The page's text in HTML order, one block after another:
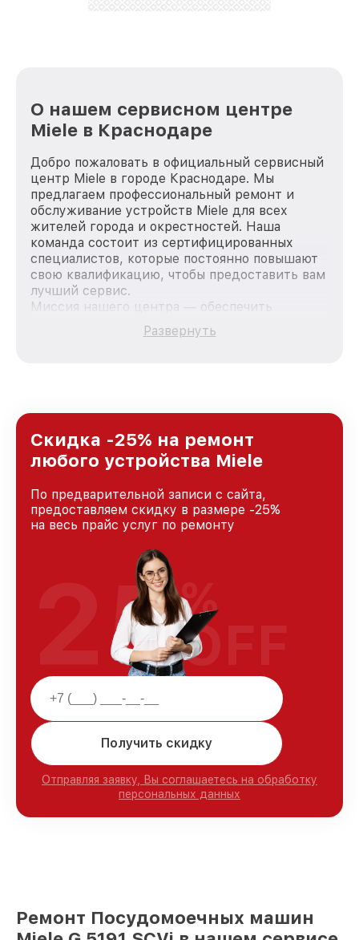
О нашем сервисном центре
Miele в Краснодаре
Добро пожаловать в официальный сервисный
центр Miele в городе Краснодаре. Мы
предлагаем профессиональный ремонт и
обслуживание устройств Miele для всех
жителей города и окрестностей. Наша
команда состоит из сертифицированных
специалистов, которые постоянно повышают
свою квалификацию, чтобы предоставить вам
лучший сервис.
Миссия нашего центра — обеспечить
качественный и доступный ремонт для
каждого пользователя продукции Miele, вне
Краснодаре, постоянно повышая уровень
доверия и лояльности наших клиентов.
Развернуть
Скидка -25% на ремонт
любого устройства Miele
По предварительной записи с сайта,
предоставляем скидку в размере -25%
на весь прайс услуг по ремонту
Получить скидку
Отправляя заявку, Вы соглашаетесь на обработку
персональных данных
25%
OFF
Ремонт Посудомоечных машин